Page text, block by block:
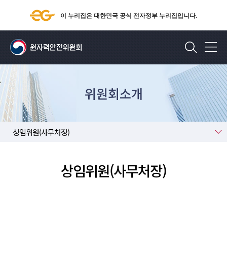
이 누리집은 대한민국 공식 전자정부 누리집입니다.
위원회소개
상임위원(사무처장)
상임위원(사무처장)